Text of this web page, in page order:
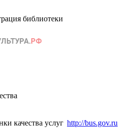
библиотеки
http://bus.gov.ru